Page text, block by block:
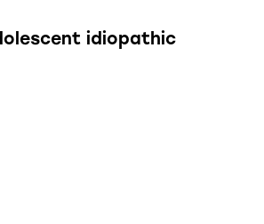
idiopathic